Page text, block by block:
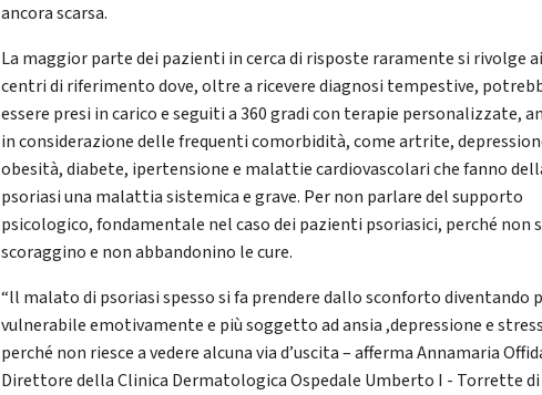
ancora scarsa.
La maggior parte dei pazienti in cerca di risposte raramente si rivolge ai
centri di riferimento dove, oltre a ricevere diagnosi tempestive,
essere presi in carico e seguiti a 360 gradi con terapie personalizzate,
in considerazione delle frequenti comorbidità, come artrite,
obesità, diabete, ipertensione e malattie cardiovascolari che fanno
psoriasi una malattia sistemica e grave. Per non parlare del supporto
psicologico, fondamentale nel caso dei pazienti psoriasici, perché non
scoraggino e non abbandonino le cure.
“ll malato di psoriasi spesso si fa prendere dallo sconforto diventando
vulnerabile emotivamente e più soggetto ad ansia ,depressione e stress
perché non riesce a vedere alcuna via d’uscita – afferma Annamaria
Direttore della Clinica Dermatologica Ospedale Umberto I - Torrette di